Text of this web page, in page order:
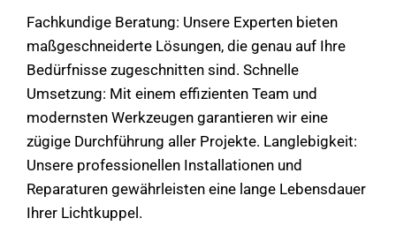
Fachkundige Beratung: Unsere Experten bieten
maßgeschneiderte Lösungen, die genau auf Ihre
Bedürfnisse zugeschnitten sind. Schnelle
Umsetzung: Mit einem effizienten Team und
modernsten Werkzeugen garantieren wir eine
zügige Durchführung aller Projekte. Langlebigkeit:
Unsere professionellen Installationen und
Reparaturen gewährleisten eine lange Lebensdauer
Ihrer Lichtkuppel.